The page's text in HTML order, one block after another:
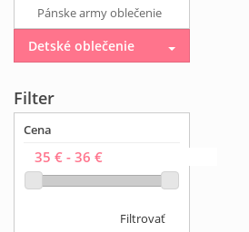
Pánske army oblečenie
Detské oblečenie
Filter
Cena
Filtrovať